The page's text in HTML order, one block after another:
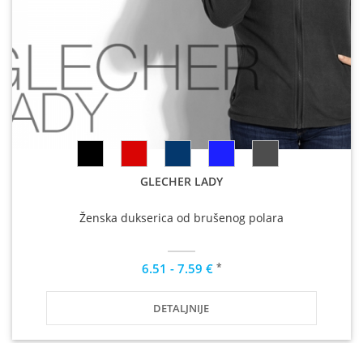
GLECHER LADY
Ženska dukserica od brušenog polara
6.51 - 7.59 € *
DETALJNIJE